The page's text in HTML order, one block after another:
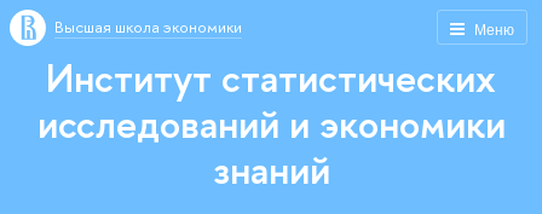
Меню
Высшая школа экономики
Институт статистических
исследований и экономики
знаний